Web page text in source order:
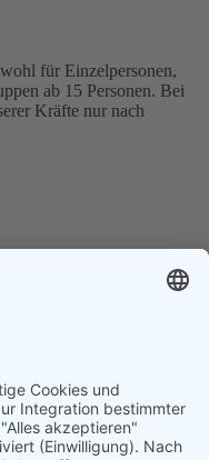
für Einzelpersonen,
ab 15 Personen. Bei
Kräfte nur nach